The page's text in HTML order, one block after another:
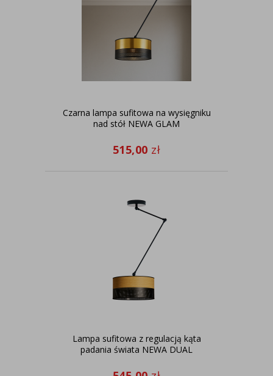
Czarna lampa sufitowa na wysięgniku
nad stół NEWA GLAM
515,00 zł
Lampa sufitowa z regulacją kąta
padania świata NEWA DUAL